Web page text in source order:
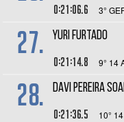
0:21:06.6 3°
27. YURI FURTADO
0:21:14.8 9° 14
28. DAVI PEREIRA
0:21:36.5 10°